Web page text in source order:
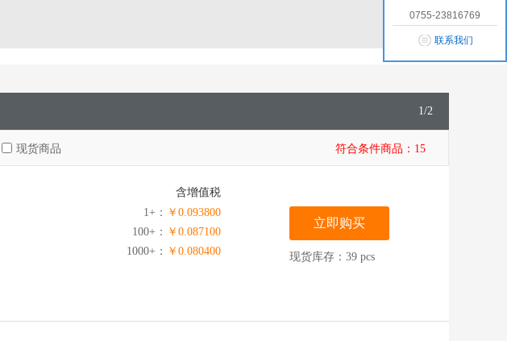
1/2
符合条件商品： 15
现货商品
含增值税
1+： ￥0.093800
100+： ￥0.087100
1000+： ￥0.080400
立即购买
现货库存：39 pcs
0755-23816769
联系我们